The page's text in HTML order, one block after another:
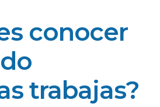
conocer
trabajas?